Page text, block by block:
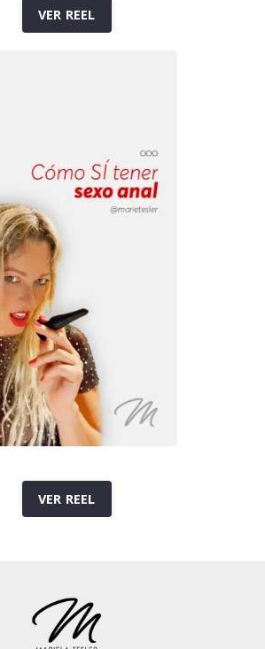
VER REEL
VER REEL